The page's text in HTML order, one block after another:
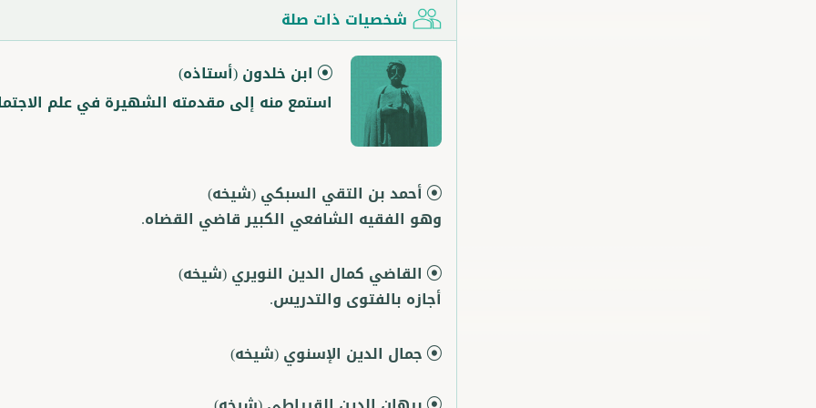
شخصيات ذات صلة
ابن خلدون(أستاذه)
استمع منه إلى مقدمته الشهيرة في علم
أحمد بن التقي السبكي(شيخه)
وهو الفقيه الشافعي الكبير قاضي القضاه.
القاضي كمال الدين النويري(شيخه)
أجازه بالفتوى والتدريس.
جمال الدين الإسنوي(شيخه)